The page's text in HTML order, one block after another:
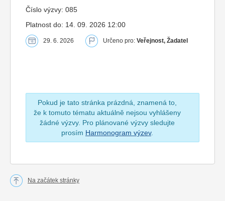
Číslo výzvy: 085
Platnost do: 14. 09. 2026 12:00
29. 6. 2026 Určeno pro: Veřejnost, Žadatel
Pokud je tato stránka prázdná, znamená to,
že k tomuto tématu aktuálně nejsou vyhlášeny
žádné výzvy. Pro plánované výzvy sledujte
prosím Harmonogram výzev.
Na začátek stránky